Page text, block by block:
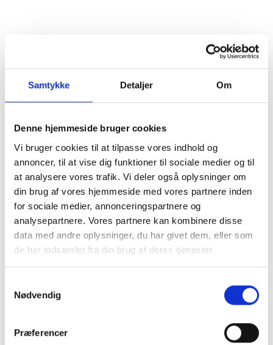
Samtykke Detaljer Om
Denne hjemmeside bruger cookies
Vi bruger cookies til at tilpasse vores indhold og
annoncer, til at vise dig funktioner til sociale medier og til
at analysere vores trafik. Vi deler også oplysninger om
din brug af vores hjemmeside med vores partnere inden
for sociale medier, annonceringspartnere og
analysepartnere. Vores partnere kan kombinere disse
data med andre oplysninger, du har givet dem, eller som
de har indsamlet fra din brug af deres tjenester.
Nødvendig
Præferencer
Tilmeld dig vores nyhedsbrev
Vil du opdateres på, hvad der rør sig inden
for sundheds- og velfærdsteknologien uge
efter uge?
Hos CareNet leverer vi hellere end gerne
dugfriske nyheder fra branchen samt et
overblik over nye og spændende
arrangementer direkte i din og dine
kollegaers indbakke.
Hver torsdag klokken 14:00 udkommer
implementering af sundheds- og